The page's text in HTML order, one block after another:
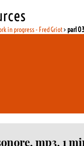
in progress - Fred Griot> parl
mp3, 1